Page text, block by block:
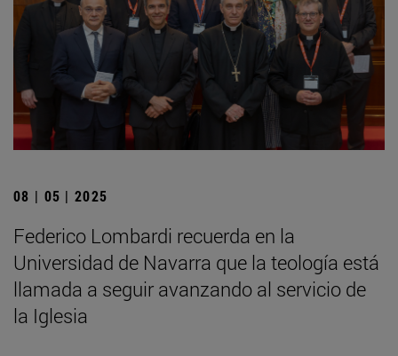
08 | 05 | 2025
Federico Lombardi recuerda en la
Universidad de Navarra que la teología está
llamada a seguir avanzando al servicio de
la Iglesia